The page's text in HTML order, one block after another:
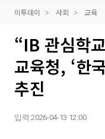
이투데이 사회 교육
“IB 관심학
교육청, ‘한
추진
입력 2026-04-13 12:00